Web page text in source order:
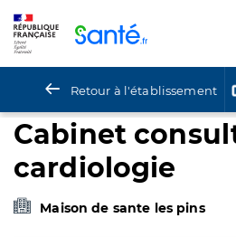
Retour à l'établissement
Cabinet
cardiologie
Maison de sante les pins